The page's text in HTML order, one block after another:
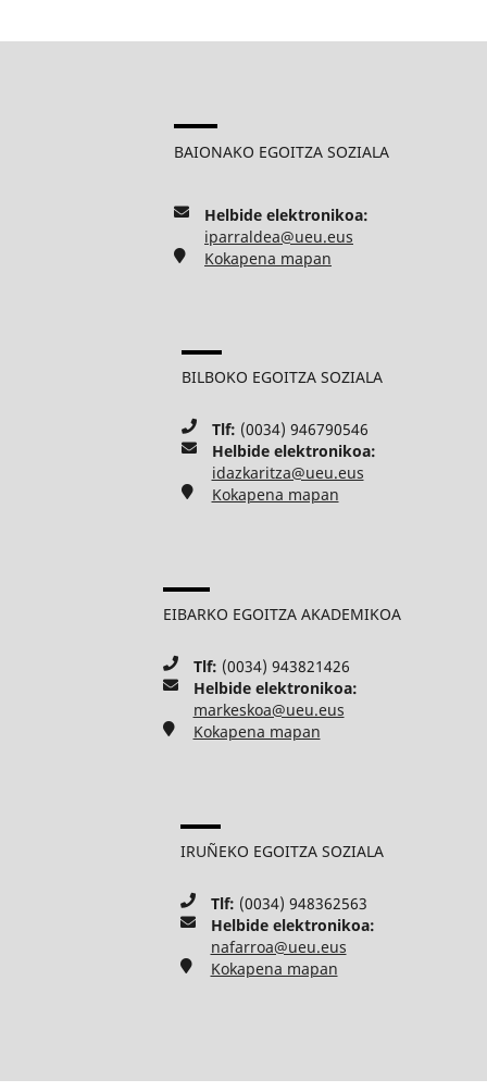
BAIONAKO EGOITZA SOZIALA
Helbide elektronikoa:
iparraldea@ueu.eus
Kokapena mapan
BILBOKO EGOITZA SOZIALA
Tlf: (0034) 946790546
Helbide elektronikoa:
idazkaritza@ueu.eus
Kokapena mapan
EIBARKO EGOITZA AKADEMIKOA
Tlf: (0034) 943821426
Helbide elektronikoa:
markeskoa@ueu.eus
Kokapena mapan
IRUÑEKO EGOITZA SOZIALA
Tlf: (0034) 948362563
Helbide elektronikoa:
nafarroa@ueu.eus
Kokapena mapan